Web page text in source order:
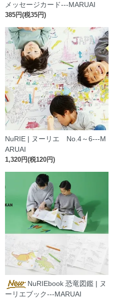
メッセージカード---MARUAI
385円(税35円)
NuRIE | ヌーリエ No.4～6---M
ARUAI
1,320円(税120円)
NuRIEbook 恐竜図鑑 | ヌ
ーリエブック---MARUAI